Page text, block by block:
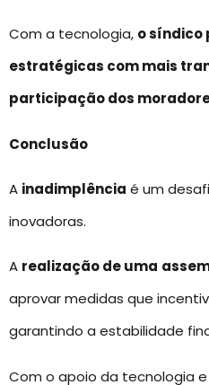
Com a tecnologia, o síndico
estratégicas com mais
participação dos
Conclusão
A inadimplência é um
inovadoras.
A realização de uma
aprovar medidas que
garantindo a estabilidade
Com o apoio da tecnologia